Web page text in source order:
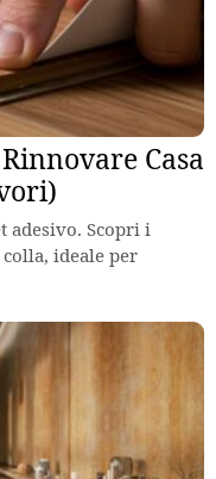
Casa
adesivo. Scopri i
ideale per